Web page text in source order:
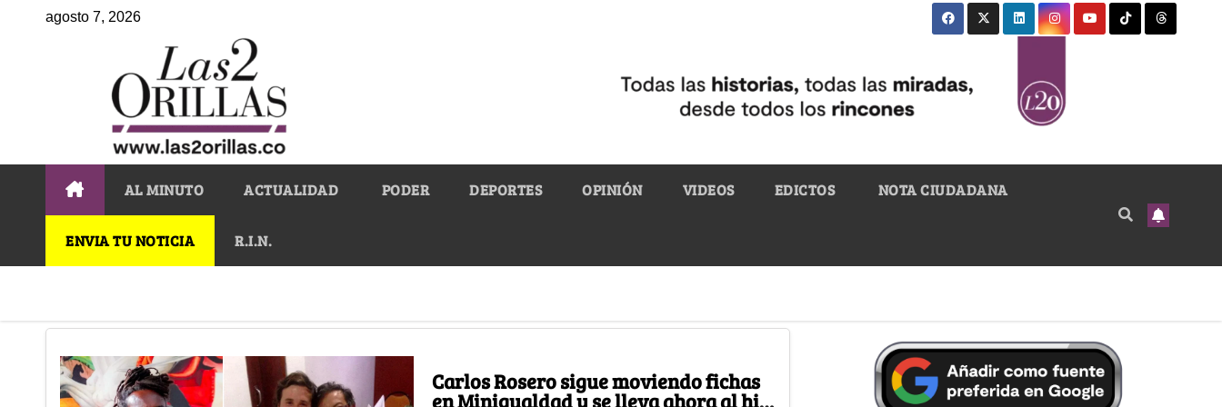
agosto 7, 2026
AL MINUTO ACTUALIDAD PODER DEPORTES OPINIÓN VIDEOS EDICTOS NOTA CIUDADANA
ENVIA TU NOTICIA R.I.N.
Carlos Rosero sigue moviendo fichas
en Minigualdad y se lleva ahora al hijo